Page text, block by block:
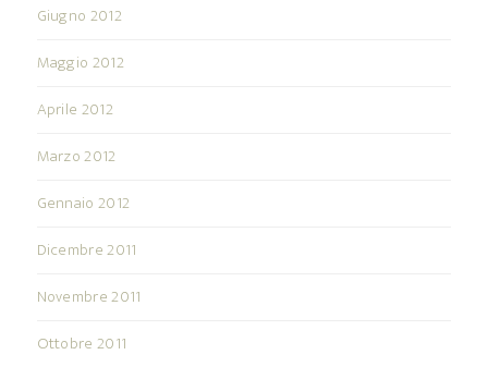
Giugno 2012
Maggio 2012
Aprile 2012
Marzo 2012
Gennaio 2012
Dicembre 2011
Novembre 2011
Ottobre 2011